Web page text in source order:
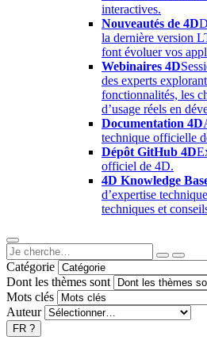
interactives.
Nouveautés de 4D
la dernière version
font évoluer vos
Webinaires 4D
des experts
fonctionnalités, les
d’usage réels en
Documentation 4D
technique officielle
Dépôt GitHub 4D
officiel de 4D.
4D Knowledge
d’expertise
techniques et
Catégorie
Dont les thèmes sont
Mots clés
Auteur
FR ?